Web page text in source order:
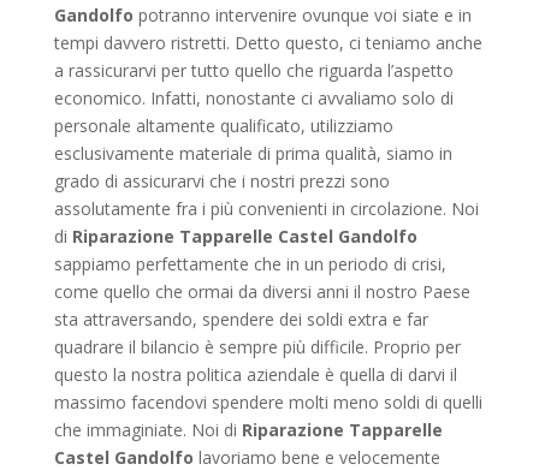
Gandolfo potranno intervenire ovunque voi siate e in
tempi davvero ristretti. Detto questo, ci teniamo anche
a rassicurarvi per tutto quello che riguarda l’aspetto
economico. Infatti, nonostante ci avvaliamo solo di
personale altamente qualificato, utilizziamo
esclusivamente materiale di prima qualità, siamo in
grado di assicurarvi che i nostri prezzi sono
assolutamente fra i più convenienti in circolazione. Noi
di Riparazione Tapparelle Castel Gandolfo
sappiamo perfettamente che in un periodo di crisi,
come quello che ormai da diversi anni il nostro Paese
sta attraversando, spendere dei soldi extra e far
quadrare il bilancio è sempre più difficile. Proprio per
questo la nostra politica aziendale è quella di darvi il
massimo facendovi spendere molti meno soldi di quelli
che immaginiate. Noi di Riparazione Tapparelle
Castel Gandolfo lavoriamo bene e velocemente